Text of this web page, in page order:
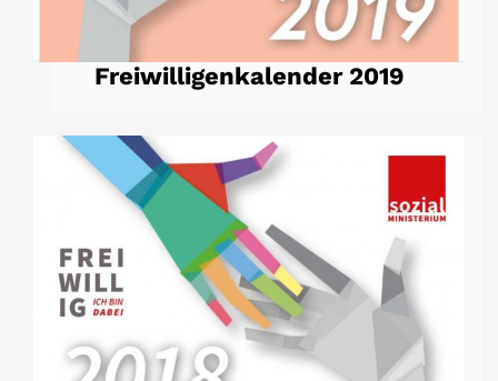
Freiwilligenkalender 2019
Freiwilligenkalender 2018